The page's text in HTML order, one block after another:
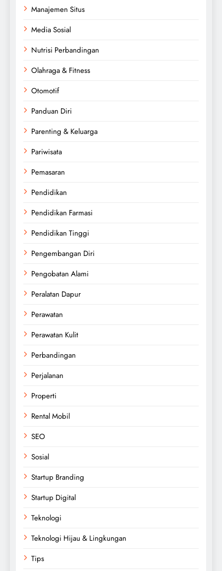
Manajemen Situs
Media Sosial
Nutrisi Perbandingan
Olahraga & Fitness
Otomotif
Panduan Diri
Parenting & Keluarga
Pariwisata
Pemasaran
Pendidikan
Pendidikan Farmasi
Pendidikan Tinggi
Pengembangan Diri
Pengobatan Alami
Peralatan Dapur
Perawatan
Perawatan Kulit
Perbandingan
Perjalanan
Properti
Rental Mobil
SEO
Sosial
Startup Branding
Startup Digital
Teknologi
Teknologi Hijau & Lingkungan
Tips